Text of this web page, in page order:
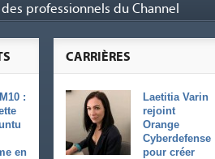
professionnels du Channel
CARRIÈRES
Laetitia Varin
rejoint
Orange
Cyberdefense
pour créer
:
en